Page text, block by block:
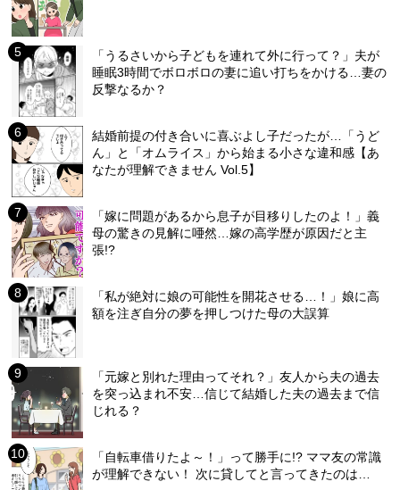
「うるさいから子どもを連れて外に行って？」夫が
睡眠3時間でボロボロの妻に追い打ちをかける…妻の
反撃なるか？
結婚前提の付き合いに喜ぶよし子だったが…「うど
ん」と「オムライス」から始まる小さな違和感【あ
なたが理解できません Vol.5】
「嫁に問題があるから息子が目移りしたのよ！」義
母の驚きの見解に唖然…嫁の高学歴が原因だと主
張!?
「私が絶対に娘の可能性を開花させる…！」娘に高
額を注ぎ自分の夢を押しつけた母の大誤算
「元嫁と別れた理由ってそれ？」友人から夫の過去
を突っ込まれ不安…信じて結婚した夫の過去まで信
じれる？
「自転車借りたよ～！」って勝手に!? ママ友の常識
が理解できない！ 次に貸してと言ってきたのは…